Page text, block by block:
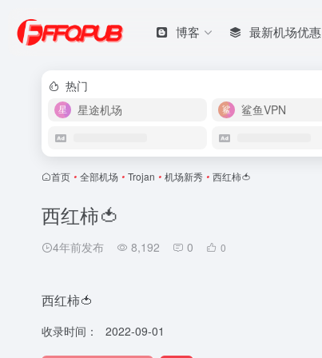
博客 最新机场优惠
热门
星途机场
鲨鱼VPN
首页 • 全部机场 • Trojan • 机场新秀 • 西红柿🍅
西红柿🍅
4年前发布 8,192 0 0
西红柿🍅
收录时间： 2022-09-01